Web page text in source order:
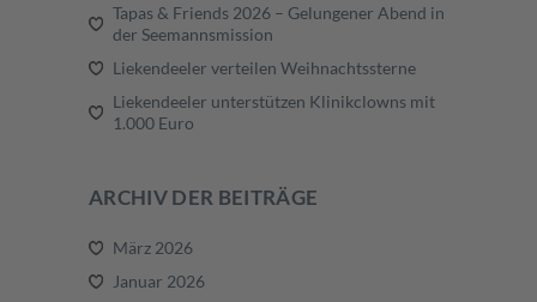
Tapas & Friends 2026 – Gelungener Abend in
der Seemannsmission
Liekendeeler verteilen Weihnachtssterne
Liekendeeler unterstützen Klinikclowns mit
1.000 Euro
ARCHIV DER BEITRÄGE
März 2026
Januar 2026